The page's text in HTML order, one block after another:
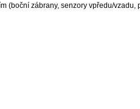
(boční zábrany, senzory vpředu/vzadu,